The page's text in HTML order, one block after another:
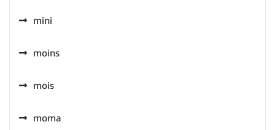
mini
moins
mois
moma